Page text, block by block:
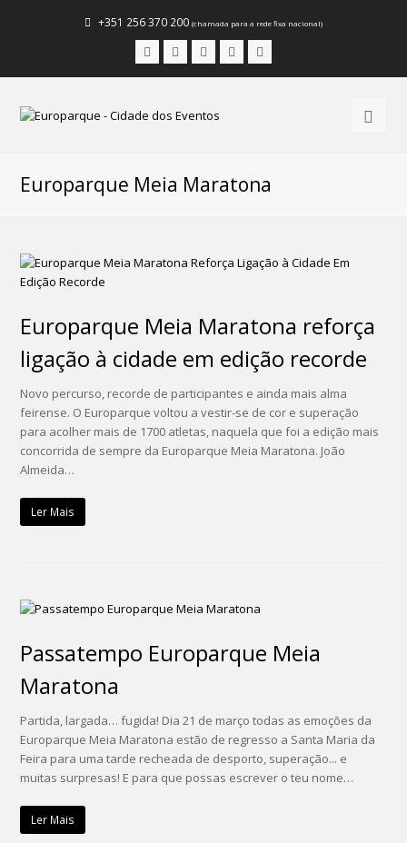
+351 256 370 200 (chamada para a rede fixa nacional)
FacebookInstagram
LinkedInYoutube
Europarque Meia Maratona
Europarque Meia Maratona reforça
ligação à cidade em edição recorde
Novo percurso, recorde de participantes e ainda mais alma
feirense. O Europarque voltou a vestir-se de cor e superação
para acolher mais de 1700 atletas, naquela que foi a edição mais
concorrida de sempre da Europarque Meia Maratona. João
Almeida…
Ler Mais
Passatempo Europarque Meia
Maratona
Partida, largada… fugida! Dia 21 de março todas as emoções da
Europarque Meia Maratona estão de regresso a Santa Maria da
Feira para uma tarde recheada de desporto, superação... e
muitas surpresas! E para que possas escrever o teu nome…
Ler Mais